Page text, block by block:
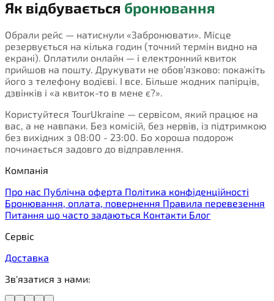
Як відбувається бронювання
Обрали рейс — натиснули «Забронювати». Місце
резервується на кілька годин (точний термін видно на
екрані). Оплатили онлайн — і електронний квиток
прийшов на пошту. Друкувати не обов’язково: покажіть
його з телефону водієві. І все. Більше жодних папірців,
дзвінків і «а квиток-то в мене є?».
Користуйтеся TourUkraine — сервісом, який працює на
вас, а не навпаки. Без комісій, без нервів, із підтримкою
без вихідних з 08:00 - 23:00. Бо хороша подорож
починається задовго до відправлення.
Компанія
Про нас Публічна оферта Політика конфіденційності
Бронювання, оплата, повернення Правила перевезення
Питання що часто задаються Контакти Блог
Сервіс
Доставка
Зв'язатися з нами: